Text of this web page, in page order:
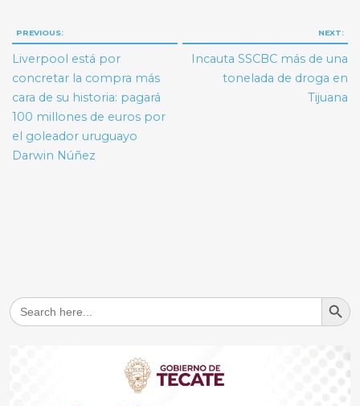
Navegación
de
entradas
PREVIOUS:
Liverpool está por
concretar la compra más
cara de su historia: pagará
100 millones de euros por
el goleador uruguayo
Darwin Núñez
NEXT:
Incauta SSCBC más de una
tonelada de droga en
Tijuana
Search
for:
Search